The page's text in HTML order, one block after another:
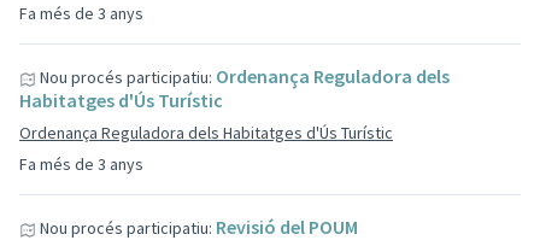
Fa més de 3 anys
Fa més de 3 anys
Nou procés participatiu: Ordenança Reguladora dels
Habitatges d'Ús Turístic
Ordenança Reguladora dels Habitatges d'Ús Turístic
Nou procés participatiu: Revisió del POUM